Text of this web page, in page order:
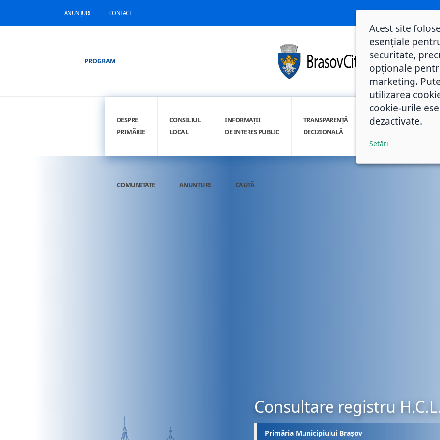
ANUNȚURI CONTACT
PROGRAM
DESPRE
PRIMĂRIE
CONSILIUL
LOCAL
INFORMAȚII
DE INTERES PUBLIC
TRANSPARENȚĂ
DECIZIONALĂ
INTEGRITATE
COMUNITATE ANUNȚURI CAUTĂ
Consultare registru
Primăria Municipiului Brașov
Acest site
esențiale
securitate,
opționale
marketing.
utilizarea
cookie-urile
dezactivate.
Setări